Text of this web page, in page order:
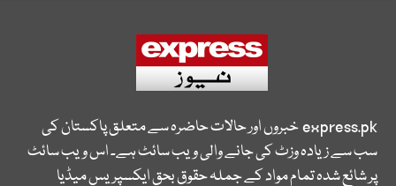
express.pkخبروں اور حالات حاضرہ سے متعلق پاکستان کی
سب سے زیادہ وزٹ کی جانے والی ویب سائٹ ہے۔ اس ویب سائٹ
پر شائع شدہ تمام مواد کے جملہ حقوق بحق ایکسپریس میڈیا